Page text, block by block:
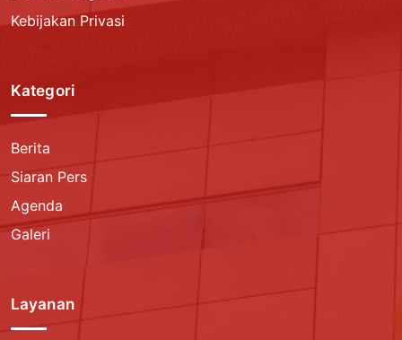
Kebijakan Privasi
Kategori
Berita
Siaran Pers
Agenda
Galeri
Layanan